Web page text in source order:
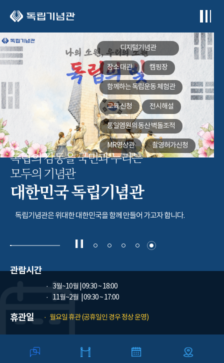
디지털기념관
장소 대관 캠핑장
함께하는독립운동 체험관
교육 신청 전시해설
통일염원의 동산벽돌조적
MR영상관 촬영허가신청
독립의 감동을 국민과 누리는
모두의 기념관
대한민국 독립기념관
독립기념관은 위대한 대한민국을 함께 만들어 가고자 합니다.
관람시간
3월~10월 | 09:30 ~ 18:00
11월~2월
| 09:30 ~ 17:00
휴관일 월요일 휴관 (공휴일인 경우 정상 운영)